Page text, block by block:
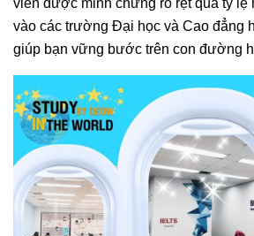
viên được minh chứng rõ rệt qua tỷ lệ
vào các trường Đại học và Cao đẳng
giúp bạn vững bước trên con đường